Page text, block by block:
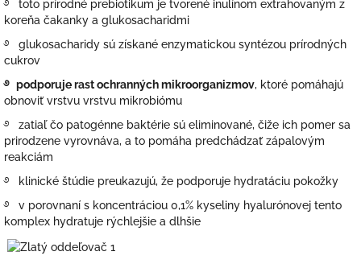
࿔ toto prírodné prebiotikum je tvorené inulínom extrahovaným z
koreňa čakanky a glukosacharidmi
࿔ glukosacharidy sú získané enzymatickou syntézou prírodných
cukrov
࿔ podporuje rast ochranných mikroorganizmov, ktoré pomáhajú
obnoviť vrstvu vrstvu mikrobiómu
࿔ zatiaľ čo patogénne baktérie sú eliminované, čiže ich pomer sa
prirodzene vyrovnáva, a to pomáha predchádzať zápalovým
reakciám
࿔ klinické štúdie preukazujú, že podporuje hydratáciu pokožky
࿔ v porovnaní s koncentráciou 0,1% kyseliny hyalurónovej tento
komplex hydratuje rýchlejšie a dlhšie